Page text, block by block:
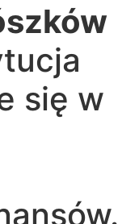
się w